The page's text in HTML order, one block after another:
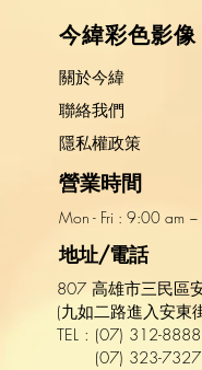
​今緯彩色影像
關於今緯
​聯絡我們
隱私權政策
營業時間
Mon - Fri : 9:00 am
地址/電話
807 高雄市三民區
(九如二路進入安東
TEL : (07) 312-8888
(07) 323-7327